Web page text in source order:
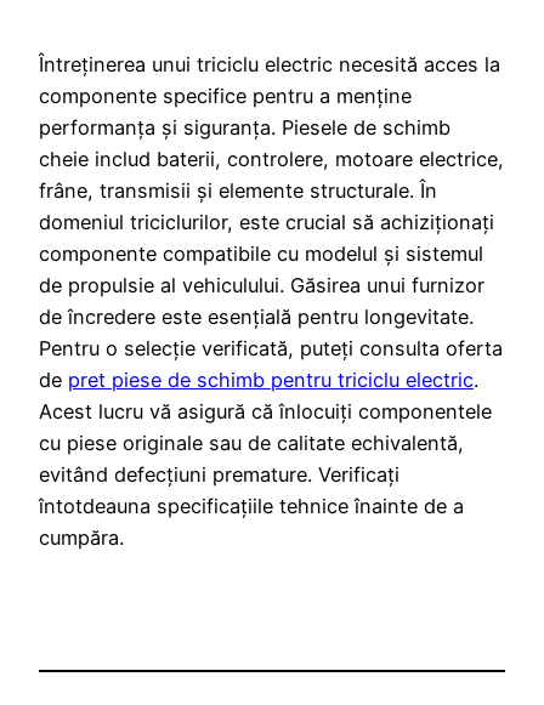
Întreținerea unui triciclu electric necesită acces la
componente specifice pentru a menține
performanța și siguranța. Piesele de schimb
cheie includ baterii, controlere, motoare electrice,
frâne, transmisii și elemente structurale. În
domeniul triciclurilor, este crucial să achiziționați
componente compatibile cu modelul și sistemul
de propulsie al vehiculului. Găsirea unui furnizor
de încredere este esențială pentru longevitate.
Pentru o selecție verificată, puteți consulta oferta
de pret piese de schimb pentru triciclu electric.
Acest lucru vă asigură că înlocuiți componentele
cu piese originale sau de calitate echivalentă,
evitând defecțiuni premature. Verificați
întotdeauna specificațiile tehnice înainte de a
cumpăra.